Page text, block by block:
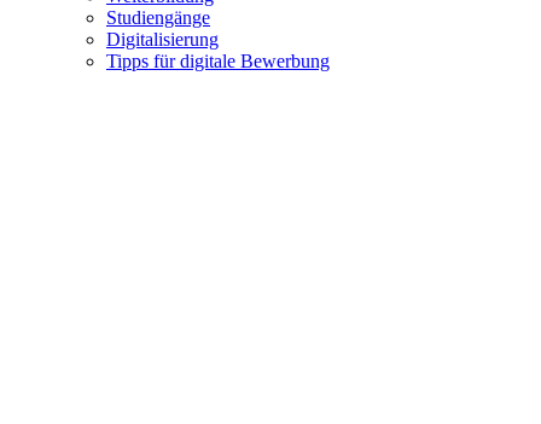
Studiengänge
Digitalisierung
Tipps für digitale Bewerbung